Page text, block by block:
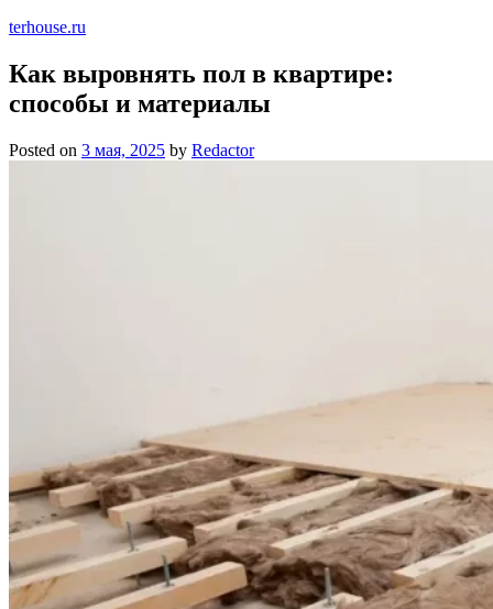
terhouse.ru
Как выровнять пол в квартире:
способы и материалы
Posted on 3 мая, 2025 by Redactor